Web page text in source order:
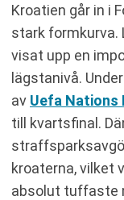
Kroatien går in i
stark formkurva.
visat upp en
lägstanivå.
av Uefa Nations
till kvartsfinal.
kroaterna, vilket
absolut tuffaste